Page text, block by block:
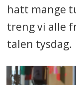
hatt mange
treng vi alle
talen tysdag.